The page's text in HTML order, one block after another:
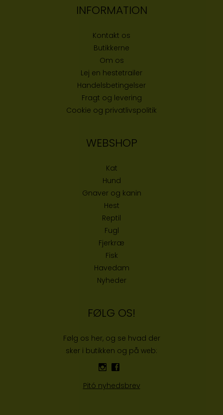
INFORMATION
Kontakt os
Butikkerne
Om os
Lej en hestetrailer
Handelsbetingelser
Fragt og levering
Cookie og privatlivspolitik
WEBSHOP
Kat
Hund
Gnaver og kanin
Hest
Reptil
Fugl
Fjerkræ
Fisk
Havedam
Nyheder
FØLG OS!
Følg os her, og se hvad der
sker i butikken og på web:
Pitó nyhedsbrev